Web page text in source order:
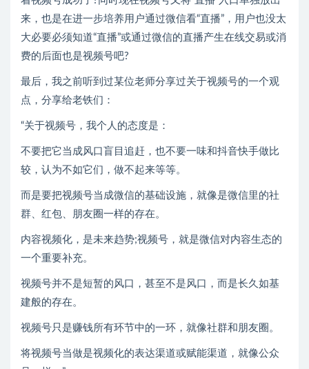
来，也是在进一步培养用户通过微信看“直播”，用户也没太
大必要必须知道“直播”或通过微信的直播产生在线交易或消
费的后面也是视频号吧?
最后，我之前听到过某位老师分享过关于视频号的一个观
点，分享给老铁们：
“关于视频号，我个人的态度是：
不要把它当成风口盲目追赶，也不要一味和抖音快手做比
较，认为不如它们，做不起来等等。
而是要把视频号当成微信的基础设施，就像是微信里的社
群、红包、朋友圈一样的存在。
内容视频化，是未来趋势;视频号，就是微信对内容生态的
一个重要补充。
视频号并不是短暂的风口，甚至不是风口，而是长久如基
建般的存在。
视频号只是赚钱所有环节中的一环，就像社群和朋友圈。
将视频号当做是视频化的表达渠道或赋能渠道，就像公众